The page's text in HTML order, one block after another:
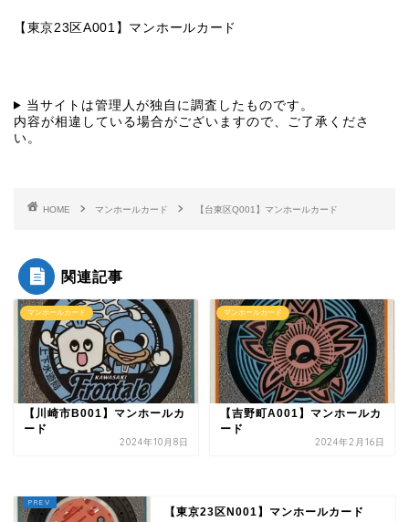
【東京23区A001】マンホールカード
当サイトは管理人が独自に調査したものです。
内容が相違している場合がございますので、ご了承くださ
い。
HOME マンホールカード 【台東区Q001】マンホールカード
関連記事
マンホールカード
【川崎市B001】マンホールカ
ード
2024年10月8日
マンホールカード
【吉野町A001】マンホールカ
ード
2024年2月16日
【東京23区N001】マンホールカード